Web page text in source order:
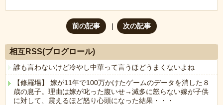
前の記事 次の記事
相互RSS(ブログロール)
誰も言わないけど冷やし中華って言うほどうまくないよね
【修羅場】 嫁が11年で100万かけたゲームのデータを消した８
歳の息子。理由は嫁が叱った腹いせ→滅多に怒らない嫁が子供
に対して、震えるほど怒り心頭になった結果・・・